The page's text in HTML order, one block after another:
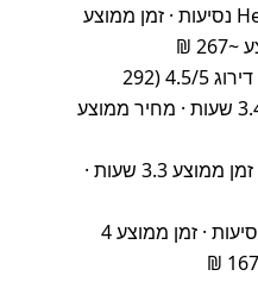
Hellenic Seaways – 80 נסיעות · זמן ממוצע
SeaJets – 76 נסיעות · דירוג 4.5/5 (292
ביקורות) · זמן ממוצע 3.4 שעות · מחיר ממוצע
Seajets – 71 נסיעות · זמן ממוצע 3.3 שעות ·
Minoan Lines – 48 נסיעות · זמן ממוצע 4